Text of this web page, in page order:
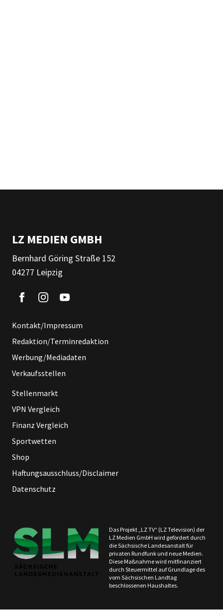
LZ MEDIEN GMBH
Bernhard Göring Straße 152
04277 Leipzig
Kontakt/Impressum
Redaktion/Terminredaktion
Werbung/Mediadaten
Verkaufsstellen
Stellenmarkt
VPN Vergleich
Finanz Vergleich
Sportwetten
Shop
Haftungsausschluss/Disclaimer
Datenschutz
Das Projekt „LZ TV“ (LZ Television) der
LZ Medien GmbH wird gefördert durch
die Sächsische Landesanstalt für
privaten Rundfunk und neue Medien.
Diese Maßnahme wird mitfinanziert
durch Steuermittel auf Grundlage des
vom Sächsischen Landtag
beschlossenen Haushaltes.